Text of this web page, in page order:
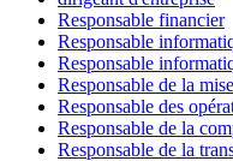
Responsable financier
Responsable
Responsable
Responsable de la
Responsable des
Responsable de la
Responsable de la